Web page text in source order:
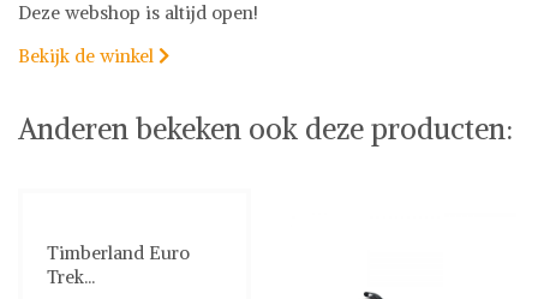
Deze webshop is altijd open!
Bekijk de winkel 
Anderen bekeken ook deze producten:
Timberland Euro
Trek...